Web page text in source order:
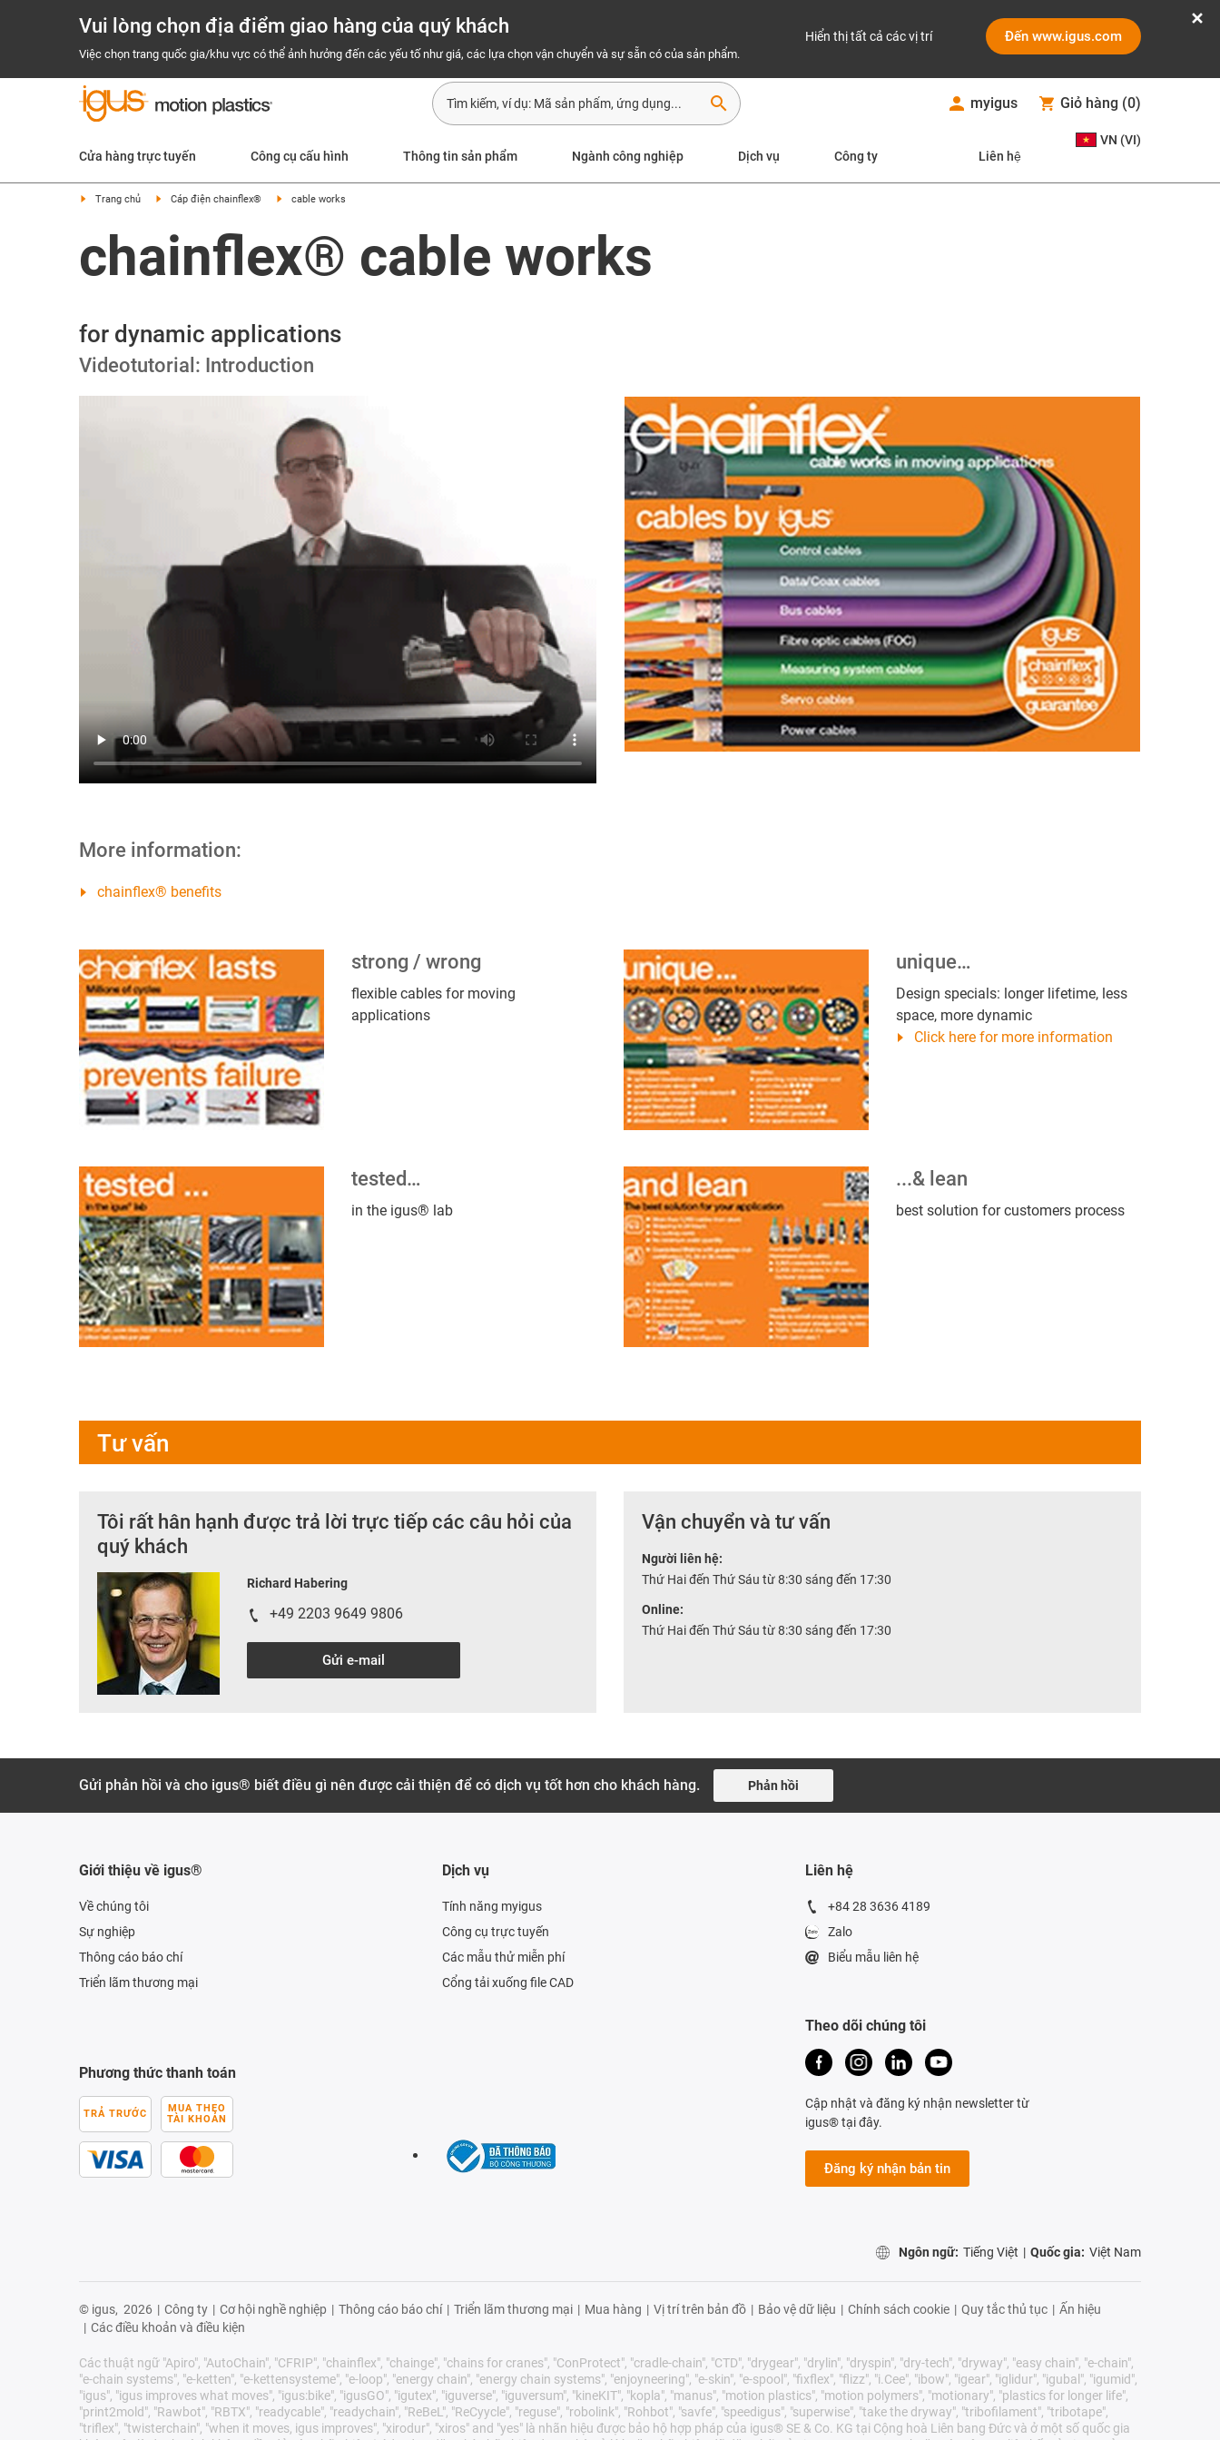
Vui lòng chọn địa điểm giao hàng của quý khách
Việc chọn trang quốc gia/khu vực có thể ảnh hưởng đến các yếu tố như giá, các lựa chọn vận chuyển và sự sẵn có của sản phẩm.
Hiển thị tất cả các vị trí Đến www.igus.com
search myigus Giỏ hàng (0)
Cửa hàng trực tuyến Công cụ cấu hình Thông tin sản phẩm Ngành công nghiệp Dịch vụ Công ty Liên hệ
VN (VI)
Trang chủ Cáp điện chainflex® cable works
chainflex® cable works
for dynamic applications
Videotutorial: Introduction
More information:
chainflex® benefits
strong / wrong
flexible cables for moving
applications
unique…
Design specials: longer lifetime, less
space, more dynamic
Click here for more information
tested…
in the igus® lab
...& lean
best solution for customers process
Tư vấn
Tôi rất hân hạnh được trả lời trực tiếp các câu hỏi của
quý khách
Richard Habering
+49 2203 9649 9806
Gửi e-mail
Vận chuyển và tư vấn
Người liên hệ:
Thứ Hai đến Thứ Sáu từ 8:30 sáng đến 17:30
Online:
Thứ Hai đến Thứ Sáu từ 8:30 sáng đến 17:30
Gửi phản hồi và cho igus® biết điều gì nên được cải thiện để có dịch vụ tốt hơn cho khách hàng. Phản hồi
Giới thiệu về igus®
Về chúng tôi
Sự nghiệp
Thông cáo báo chí
Triển lãm thương mại
Dịch vụ
Tính năng myigus
Công cụ trực tuyến
Các mẫu thử miễn phí
Cổng tải xuống file CAD
Liên hệ
+84 28 3636 4189
Zalo
Biểu mẫu liên hệ
Phương thức thanh toán
TRẢ TRƯỚC
MUA THEO
TÀI KHOẢN
Theo dõi chúng tôi
Cập nhật và đăng ký nhận newsletter từ
igus® tại đây.
Đăng ký nhận bản tin
Ngôn ngữ: Tiếng Việt | Quốc gia: Việt Nam
© igus, 2026 | Công ty | Cơ hội nghề nghiệp | Thông cáo báo chí | Triển lãm thương mại | Mua hàng | Vị trí trên bản đồ | Bảo vệ dữ liệu | Chính sách cookie | Quy tắc thủ tục | Ấn hiệu
| Các điều khoản và điều kiện
Các thuật ngữ "Apiro", "AutoChain", "CFRIP", "chainflex", "chainge", "chains for cranes", "ConProtect", "cradle-chain", "CTD", "drygear", "drylin", "dryspin", "dry-tech", "dryway", "easy chain", "e-chain",
"e-chain systems", "e-ketten", "e-kettensysteme", "e-loop", "energy chain", "energy chain systems", "enjoyneering", "e-skin", "e-spool", "fixflex", "flizz", "i.Cee", "ibow", "igear", "iglidur", "igubal", "igumid",
"igus", "igus improves what moves", "igus:bike", "igusGO", "igutex", "iguverse", "iguversum", "kineKIT", "kopla", "manus", "motion plastics", "motion polymers", "motionary", "plastics for longer life",
"print2mold", "Rawbot", "RBTX", "readycable", "readychain", "ReBeL", "ReCyycle", "reguse", "robolink", "Rohbot", "savfe", "speedigus", "superwise", "take the dryway", "tribofilament", "tribotape",
"triflex", "twisterchain", "when it moves, igus improves", "xirodur", "xiros" and "yes" là nhãn hiệu được bảo hộ hợp pháp của igus® SE & Co. KG tại Cộng hoà Liên bang Đức và ở một số quốc gia